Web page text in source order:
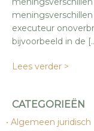
executeur
bijvoorbeeld in de
Lees verder >
CATEGORIEËN
Algemeen juridisch